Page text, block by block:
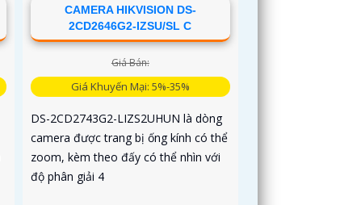
CAMERA HIKVISION DS-
2CD2646G2-IZSU/SL C
Giá Bán:
Giá Khuyến Mại: 5%-35%
DS-2CD2743G2-LIZS2UHUN là dòng
camera được trang bị ống kính có thể
zoom, kèm theo đấy có thể nhìn với
độ phân giải 4